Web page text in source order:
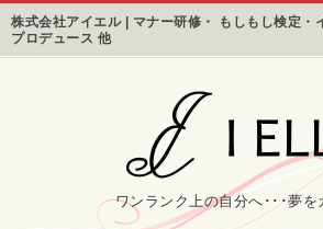
株式会社アイエル | マナー研修・ もしもし検定・
プロデュース 他
ワンランク上の自分へ･･･夢を